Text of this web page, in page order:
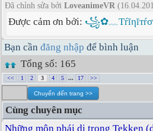
Đã chỉnh sửa bởi LoveanimeVR
Được cảm ơn bởi:
Bạn cần đăng nhập để bình luận
Tổng số: 165
<< 1 2 3 4 5 ... 17 >>
Cùng chuyên mục
Những môn phái dị trong Tekken